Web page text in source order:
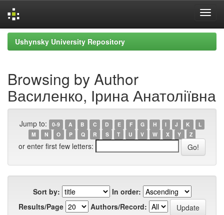
Skip
navigation
Ushynsky University Repository
Browsing by Author
Василенко, Ірина Анатоліївна
Jump to: 0-9 A B C D E F G H I J K
L
M
N O P Q R S T U V W X Y Z
or enter first few letters:
Sort by:
In order:
Results/Page
Authors/Record: